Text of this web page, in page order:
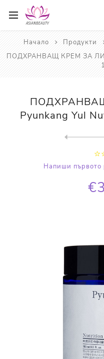
Начало Продукти
ПОДХРАНВАЩ КРЕМ ЗА
Pyunkang Yul
Напиши първото